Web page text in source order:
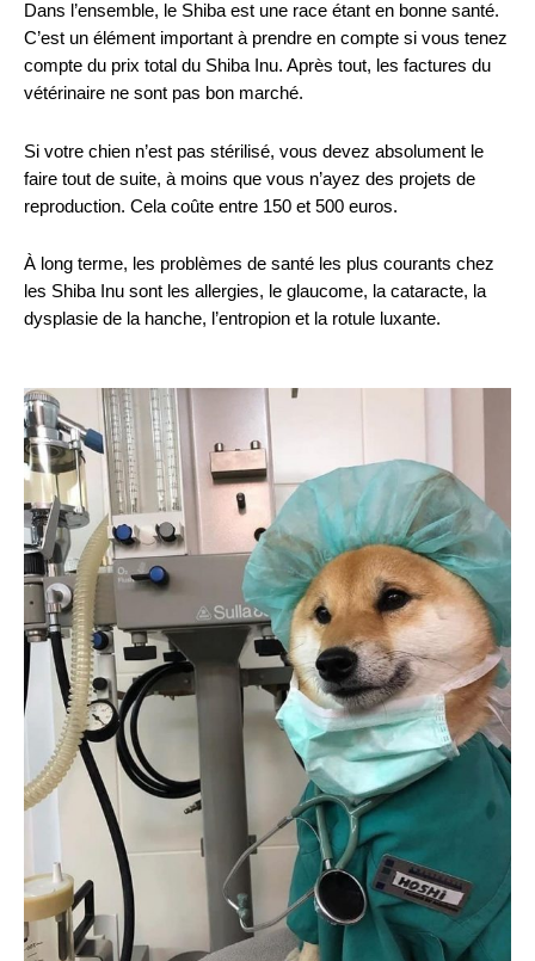
Dans l’ensemble, le Shiba est une race étant en bonne santé.
C’est un élément important à prendre en compte si vous tenez
compte du prix total du Shiba Inu. Après tout, les factures du
vétérinaire ne sont pas bon marché.
Si votre chien n’est pas stérilisé, vous devez absolument le
faire tout de suite, à moins que vous n’ayez des projets de
reproduction. Cela coûte entre 150 et 500 euros.
À long terme, les problèmes de santé les plus courants chez
les Shiba Inu sont les allergies, le glaucome, la cataracte, la
dysplasie de la hanche, l’entropion et la rotule luxante.